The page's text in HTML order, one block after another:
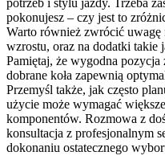
potrzeb i stylu jazdy. Trzeba
pokonujesz – czy jest to
Warto również zwrócić uwagę
wzrostu, oraz na dodatki takie
Pamiętaj, że wygodna
dobrane koła zapewnią
Przemyśl także, jak często
użycie może wymagać
komponentów. Rozmowa z
konsultacja z profesjonalnym
dokonaniu ostatecznego